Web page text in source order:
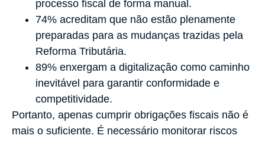
processo fiscal de forma manual.
74% acreditam que não estão plenamente
preparadas para as mudanças trazidas pela
Reforma Tributária.
89% enxergam a digitalização como caminho
inevitável para garantir conformidade e
competitividade.
Portanto, apenas cumprir obrigações fiscais não é
mais o suficiente. É necessário monitorar riscos